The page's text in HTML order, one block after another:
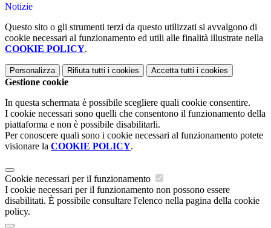
Notizie
Questo sito o gli strumenti terzi da questo utilizzati si avvalgono di
cookie necessari al funzionamento ed utili alle finalità illustrate nella
COOKIE POLICY.
Personalizza Rifiuta tutti i cookies Accetta tutti i cookies
Gestione cookie
In questa schermata è possibile scegliere quali cookie consentire.
I cookie necessari sono quelli che consentono il funzionamento della
piattaforma e non è possibile disabilitarli.
Per conoscere quali sono i cookie necessari al funzionamento potete
visionare la COOKIE POLICY.
Cookie necessari per il funzionamento
I cookie necessari per il funzionamento non possono essere
disabilitati. È possibile consultare l'elenco nella pagina della cookie
policy.